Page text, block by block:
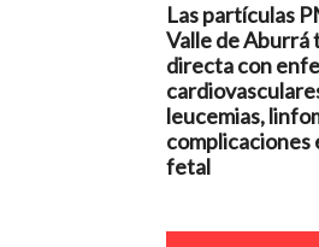
Las partículas
Valle de Aburrá
directa con
leucemias,
complicaciones
fetal